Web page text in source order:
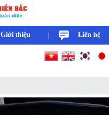
Giới thiệu Liên hệ